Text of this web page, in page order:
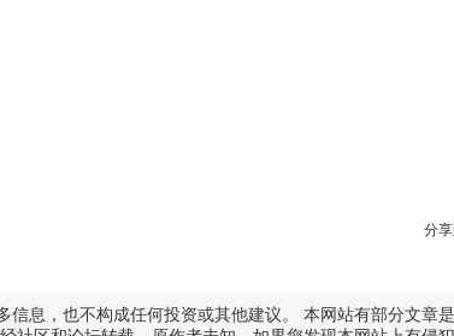
分
信息，也不构成任何投资或其他建议。 本网站有部分文章